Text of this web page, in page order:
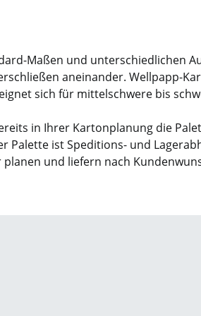
Maßen und unterschiedlichen
aneinander. Wellpapp-
sich für mittelschwere bis
in Ihrer Kartonplanung die
Palette ist Speditions- und
und liefern nach